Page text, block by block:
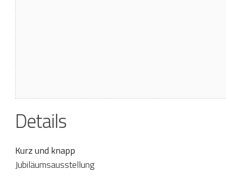
Details
Kurz und knapp
Jubiläumsausstellung